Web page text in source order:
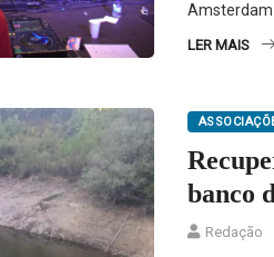
Amsterdam
LER MAIS
banco
Redação